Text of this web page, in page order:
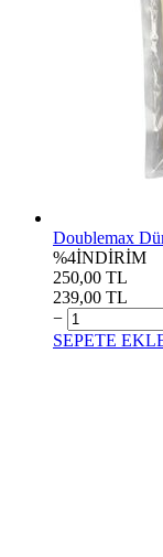
Doublemax
%4İNDİRİM
250,00 TL
239,00 TL
−
SEPETE